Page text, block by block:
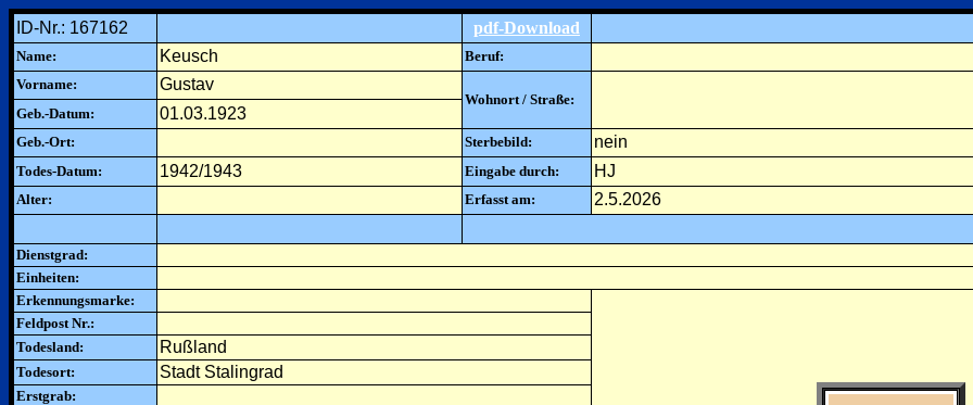
ID-Nr.: 167162 pdf-Download
Name: Keusch
Beruf:
Vorname:
Gustav
Wohnort / Straße:
Geb.-Datum:
01.03.1923
Geb.-Ort: Sterbebild: nein
Todes-Datum: 1942/1943 Eingabe durch: HJ
Alter: Erfasst am: 2.5.2026
Dienstgrad:
Einheiten:
Erkennungsmarke:
Feldpost Nr.:
Todesland:
Rußland
Todesort: Stadt Stalingrad
Erstgrab: